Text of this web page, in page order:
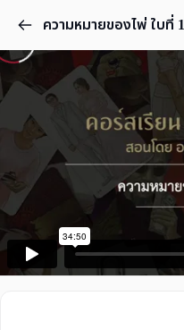
ความหมายของไพ่ ใบที่